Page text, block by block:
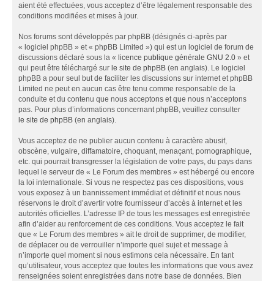
aient été effectuées, vous acceptez d’être légalement responsable des
conditions modifiées et mises à jour.
Nos forums sont développés par phpBB (désignés ci-après par
« logiciel phpBB » et « phpBB Limited ») qui est un logiciel de forum de
discussions déclaré sous la « licence publique générale GNU 2.0 » et
qui peut être téléchargé sur le site de phpBB (en anglais). Le logiciel
phpBB a pour seul but de faciliter les discussions sur internet et phpBB
Limited ne peut en aucun cas être tenu comme responsable de la
conduite et du contenu que nous acceptons et que nous n’acceptons
pas. Pour plus d’informations concernant phpBB, veuillez consulter
le site de phpBB (en anglais).
Vous acceptez de ne publier aucun contenu à caractère abusif,
obscène, vulgaire, diffamatoire, choquant, menaçant, pornographique,
etc. qui pourrait transgresser la législation de votre pays, du pays dans
lequel le serveur de « Le Forum des membres » est hébergé ou encore
la loi internationale. Si vous ne respectez pas ces dispositions, vous
vous exposez à un bannissement immédiat et définitif et nous nous
réservons le droit d’avertir votre fournisseur d’accès à internet et les
autorités officielles. L’adresse IP de tous les messages est enregistrée
afin d’aider au renforcement de ces conditions. Vous acceptez le fait
que « Le Forum des membres » ait le droit de supprimer, de modifier,
de déplacer ou de verrouiller n’importe quel sujet et message à
n’importe quel moment si nous estimons cela nécessaire. En tant
qu’utilisateur, vous acceptez que toutes les informations que vous avez
renseignées soient enregistrées dans notre base de données. Bien